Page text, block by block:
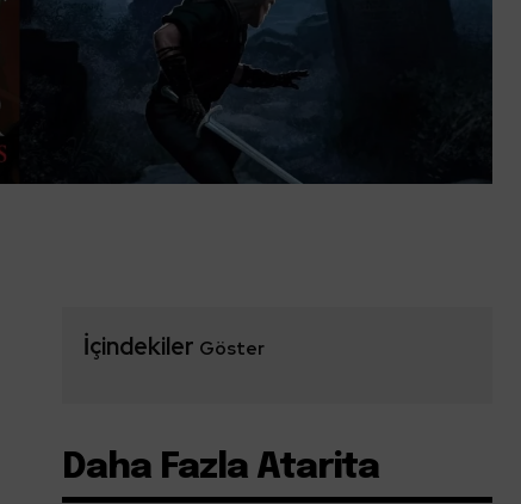
İçindekiler Göster
Daha Fazla Atarita